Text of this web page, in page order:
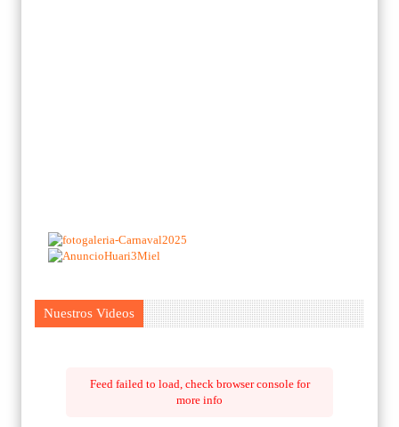
Nuestros Videos
Feed failed to load, check browser console for
more info